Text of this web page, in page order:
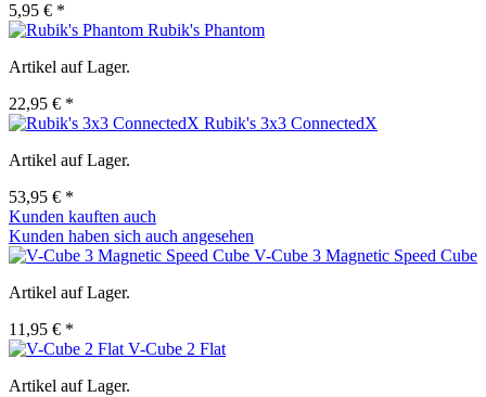
5,95 € *
Rubik's Phantom
Artikel auf Lager.
22,95 € *
Rubik's 3x3 ConnectedX
Artikel auf Lager.
53,95 € *
Kunden kauften auch
Kunden haben sich auch angesehen
V-Cube 3 Magnetic Speed Cube
Artikel auf Lager.
11,95 € *
V-Cube 2 Flat
Artikel auf Lager.